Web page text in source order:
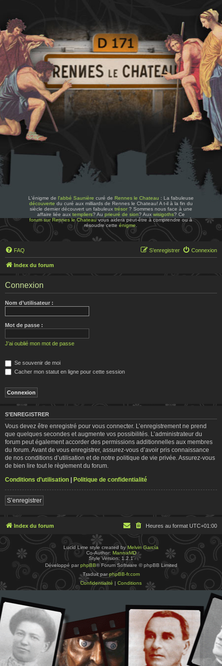
L'énigme de l'abbé Saunière curé de Rennes le Chateau : La fabuleuse
découverte du curé aux milliards de Rennes le Chateau! A t-il à la fin du
siècle dernier découvert un fabuleux trésor? Sommes nous face à une
affaire liée aux templiers? Au prieuré de sion? Aux wisigoths? Ce
forum sur Rennes le Chateauvous aidera peut-être à comprendre ou à
résoudre cetteénigme
FAQ Connexion
S’enregistrer
Index du forum
Connexion
Nom d’utilisateur :
Mot de passe :
J’ai oublié mon mot de passe
Se souvenir de moi
Cacher mon statut en ligne pour cette session
S’ENREGISTRER
Vous devez être enregistré pour vous connecter. L’enregistrement ne prend
que quelques secondes et augmente vos possibilités. L’administrateur du
forum peut également accorder des permissions additionnelles aux membres
du forum. Avant de vous enregistrer, assurez-vous d’avoir pris connaissance
de nos conditions d’utilisation et de notre politique de vie privée. Assurez-vous
de bien lire tout le règlement du forum.
Conditions d’utilisation | Politique de confidentialité
S’enregistrer
Index du forum Heures au format UTC+01:00
Lucid Lime style created byMelvin García
Co-Author: MannixMD
Style Version: 1.2.1
Développé par phpBB® Forum Software © phpBB Limited
Traduit parphpBB-fr.com
Confidentialité | Conditions